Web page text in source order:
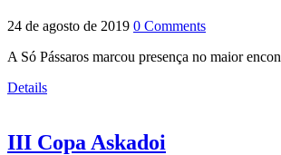
24 de agosto de 2019 0 Comments
A Só Pássaros marcou presença no maior
Details
III Copa Askadoi